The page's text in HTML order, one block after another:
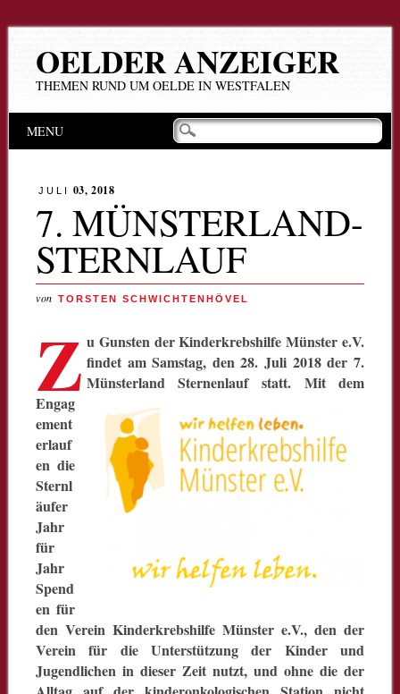
OELDER ANZEIGER
THEMEN RUND UM OELDE IN WESTFALEN
Hauptmenü
Inhalt
MENU
JULI 03, 2018
7. MÜNSTERLAND-
STERNLAUF
von TORSTEN SCHWICHTENHÖVEL
Z u Gunsten der Kinderkrebshilfe Münster e.V.
findet am Samstag, den 28. Juli 2018 der 7.
Münsterland Sternenlauf statt. Mit dem
Engag
ement
erlauf
en die
Sternl
äufer
Jahr
für
Jahr
Spend
en für
den Verein Kinderkrebshilfe Münster e.V., den der
Verein für die Unterstützung der Kinder und
Jugendlichen in dieser Zeit nutzt, und ohne die der